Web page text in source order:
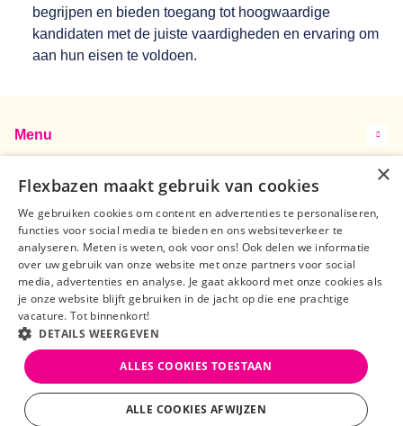
begrijpen en bieden toegang tot hoogwaardige
kandidaten met de juiste vaardigheden en ervaring om
aan hun eisen te voldoen.
Menu
Samen op zoek
Volg ons op
Privacy statement SitemapAlgemene Voorwaarden
©FlexBazen 2023
×
Flexbazen maakt gebruik van cookies
We gebruiken cookies om content en advertenties te personaliseren,
functies voor social media te bieden en ons websiteverkeer te
analyseren. Meten is weten, ook voor ons! Ook delen we informatie
over uw gebruik van onze website met onze partners voor social
media, advertenties en analyse. Je gaat akkoord met onze cookies als
je onze website blijft gebruiken in de jacht op die ene prachtige
vacature. Tot binnenkort!
DETAILS WEERGEVEN
ALLES COOKIES TOESTAAN
ALLE COOKIES AFWIJZEN